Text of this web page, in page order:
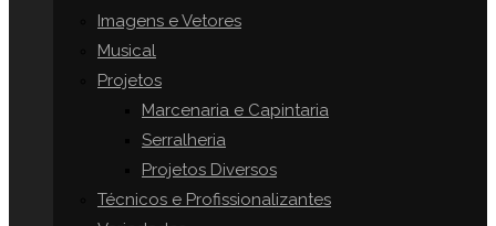
Imagens e Vetores
Musical
Projetos
Marcenaria e Capintaria
Serralheria
Projetos Diversos
Técnicos e Profissionalizantes